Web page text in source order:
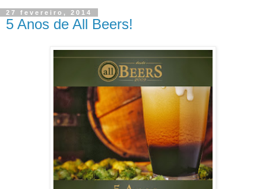
27 fevereiro, 2014
5 Anos de All Beers!